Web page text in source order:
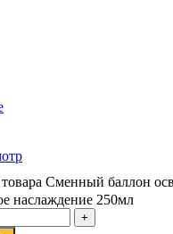
Сменный баллон
наслаждение 250мл